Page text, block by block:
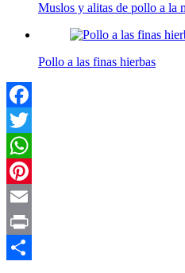
Muslos y alitas de pollo a la
Pollo a las finas hierbas
Facebook
Twitter
WhatsApp
Pinterest
Email
Print